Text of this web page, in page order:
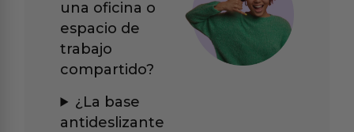
una oficina o
espacio de
trabajo
compartido?
¿La base
antideslizante